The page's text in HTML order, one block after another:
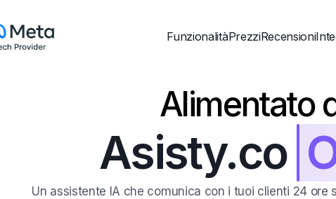
FunzionalitàPrezziRecensioni
Alimentato
Asisty.co
Un assistente IA che comunica con i tuoi clienti 24 ore